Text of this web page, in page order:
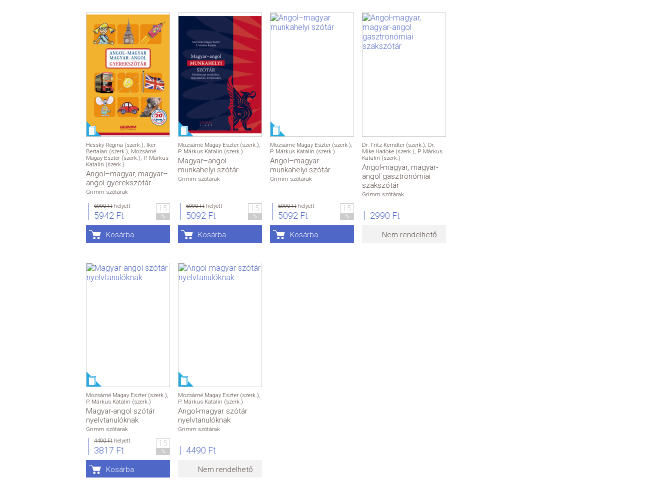
Hessky Regina (szerk.), Iker
Bertalan (szerk.), Mozsárné
Magay Eszter (szerk.), P. Márkus
Katalin (szerk.)
Angol–magyar, magyar–
angol gyerekszótár
Grimm szótárak
6990 Ft helyett
5942 Ft
15
%
Kosárba
Mozsárné Magay Eszter (szerk.),
P. Márkus Katalin (szerk.)
Magyar–angol
munkahelyi szótár
Grimm szótárak
5990 Ft helyett
5092 Ft
15
%
Kosárba
Mozsárné Magay Eszter (szerk.),
P. Márkus Katalin (szerk.)
Angol–magyar
munkahelyi szótár
Grimm szótárak
5990 Ft helyett
5092 Ft
15
%
Kosárba
Dr. Fritz Kerndter (szerk.), Dr.
Mike Hadoke (szerk.), P. Márkus
Katalin (szerk.)
Angol-magyar, magyar-
angol gasztronómiai
szakszótár
Grimm szótárak
2990 Ft
Nem rendelhető
Mozsárné Magay Eszter (szerk.),
P. Márkus Katalin (szerk.)
Magyar-angol szótár
nyelvtanulóknak
Grimm szótárak
4490 Ft helyett
3817 Ft
15
%
Kosárba
Mozsárné Magay Eszter (szerk.),
P. Márkus Katalin (szerk.)
Angol-magyar szótár
nyelvtanulóknak
Grimm szótárak
4490 Ft
Nem rendelhető